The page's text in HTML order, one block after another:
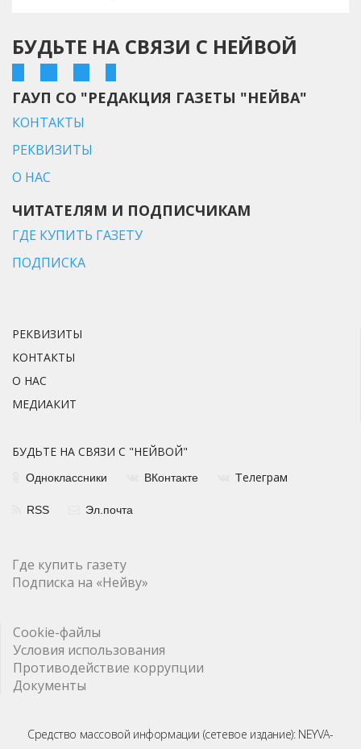
БУДЬТЕ НА СВЯЗИ С НЕЙВОЙ
ГАУП СО "РЕДАКЦИЯ ГАЗЕТЫ "НЕЙВА"
КОНТАКТЫ
РЕКВИЗИТЫ
О НАС
ЧИТАТЕЛЯМ И ПОДПИСЧИКАМ
ГДЕ КУПИТЬ ГАЗЕТУ
ПОДПИСКА
РЕКВИЗИТЫ
КОНТАКТЫ
О НАС
МЕДИАКИТ
БУДЬТЕ НА СВЯЗИ С "НЕЙВОЙ"
Одноклассники ВКонтакте Телеграм
RSS Эл.почта
Где купить газету
Подписка на «Нейву»
Cookie-файлы
Условия использования
Противодействие коррупции
Документы
Средство массовой информации (сетевое издание): NEYVA-